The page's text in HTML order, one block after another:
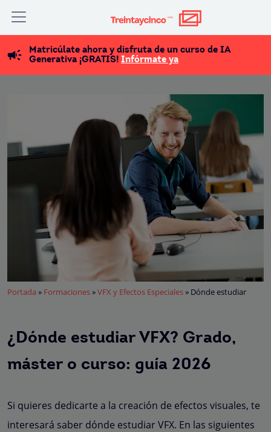
Matricúlate ahora y disfruta de un curso de IA
Generativa ¡GRATIS! Infórmate ya
Portada » Formaciones»VFX y Efectos Especiales» Dónde estudiar
¿Dónde estudiar VFX? Grado,
máster o curso: guía 2026
Si quieres dedicarte a la creación de efectos visuales, te
interesará saber dónde estudiar VFX. En las siguientes